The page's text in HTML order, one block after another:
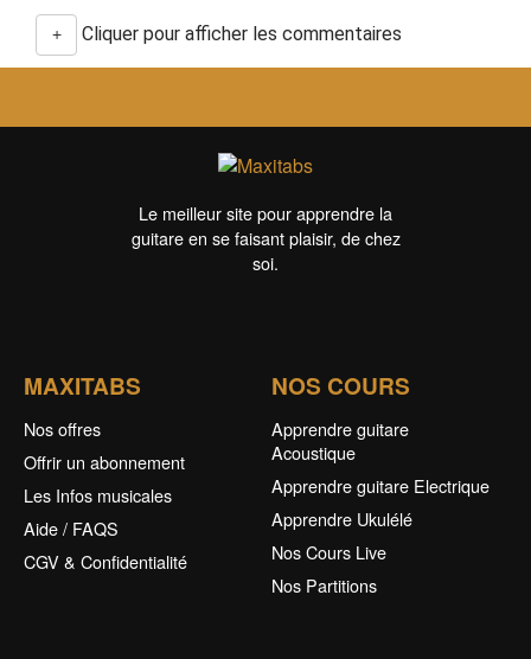
+ Cliquer pour afficher les commentaires
Le meilleur site pour apprendre la
guitare en se faisant plaisir, de chez
soi.
MAXITABS
Nos offres
Offrir un abonnement
Les Infos musicales
Aide / FAQS
CGV & Confidentialité
NOS COURS
Apprendre guitare
Acoustique
Apprendre guitare Electrique
Apprendre Ukulélé
Nos Cours Live
Nos Partitions